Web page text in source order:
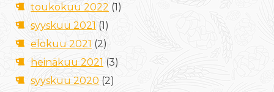
toukokuu 2022 (1)
syyskuu 2021 (1)
elokuu 2021 (2)
heinäkuu 2021 (3)
syyskuu 2020 (2)